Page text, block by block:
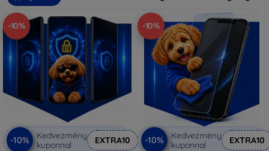
-10%
-10%
Kedvezmény
kuponnal
EXTRA10
-10%
-10%
Kedvezmény
kuponnal
EXTRA10